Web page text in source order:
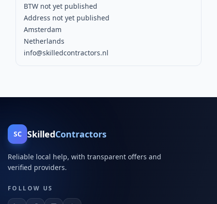
BTW not yet published
Address not yet published
Amsterdam
Netherlands
info@skilledcontractors.nl
SC SkilledContractors
Reliable local help, with transparent offers and
verified providers.
FOLLOW US